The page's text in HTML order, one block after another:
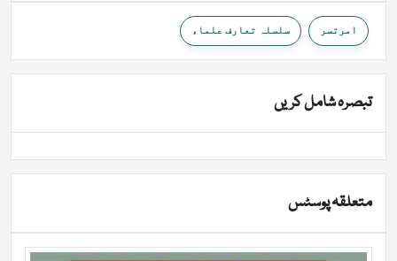
امرتسر سلسلہ تعارف علماء
تبصرہ شامل کریں
متعلقہ پوسٹس